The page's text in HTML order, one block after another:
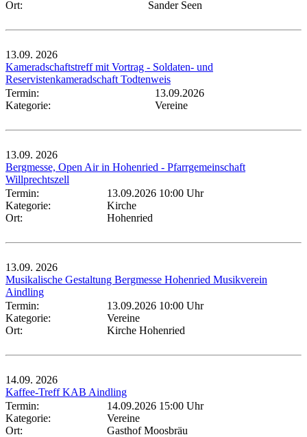
Ort: Sander Seen
13.09. 2026
Kameradschaftstreff mit Vortrag - Soldaten- und
Reservistenkameradschaft Todtenweis
Termin:
13.09.2026
Kategorie:
Vereine
13.09. 2026
Bergmesse, Open Air in Hohenried - Pfarrgemeinschaft
Willprechtszell
Termin:
13.09.2026 10:00 Uhr
Kategorie:
Kirche
Ort:
Hohenried
13.09. 2026
Musikalische Gestaltung Bergmesse Hohenried Musikverein
Aindling
Termin:
13.09.2026 10:00 Uhr
Kategorie:
Vereine
Ort:
Kirche Hohenried
14.09. 2026
Kaffee-Treff KAB Aindling
Termin:
14.09.2026 15:00 Uhr
Kategorie:
Vereine
Ort:
Gasthof Moosbräu